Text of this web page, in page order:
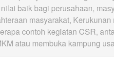
baik bagi perusahaan,
masyarakat,
contoh kegiatan CSR,
atau membuka kampung